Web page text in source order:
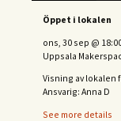
Öppet i lokalen
ons, 30 sep @
Uppsala
Visning av lokalen
Ansvarig: Anna D
See more details